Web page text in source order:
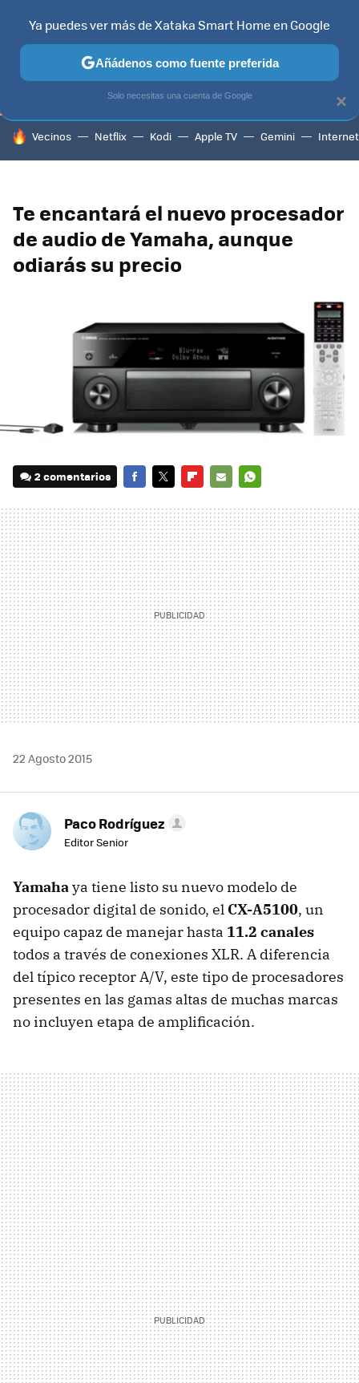
TELEVISORES CONTENIDOS SMART TV SELECCIÓN
HOY SE HABLA DE
Vecinos Netflix Kodi Apple TV Gemini Internet
Te encantará el nuevo procesador
de audio de Yamaha, aunque
odiarás su precio
2 comentarios
MAIL
22 Agosto 2015
Paco Rodríguez
Editor Senior
Yamahaya tiene listo su nuevo modelo de
procesador digital de sonido, el CX-A5100, un
equipo capaz de manejar hasta 11.2 canales
todos a través de conexiones XLR. A diferencia
del típico receptor A/V, este tipo de procesadores
presentes en las gamas altas de muchas marcas
no incluyen etapa de amplificación.
×
Ya puedes ver más de Xataka Smart Home en Google
Añádenos como fuente preferida
Solo necesitas una cuenta de Google